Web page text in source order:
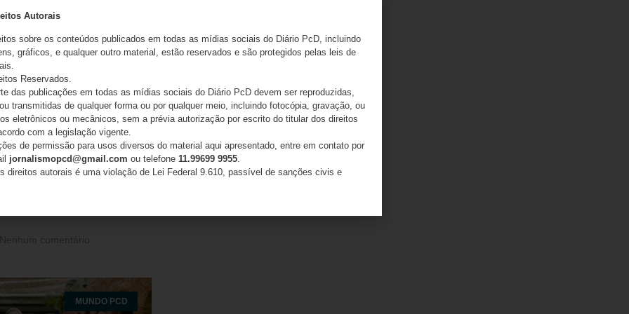
feitos pelos alunos do
local No dia 21
MUNDO PCD
Reatech
Autorais
sobre os conteúdos publicados em todas as mídias sociais do Diário PcD, incluindo
gráficos, e qualquer outro material, estão reservados e são protegidos pelas leis de
Reservados.
das publicações em todas as mídias sociais do Diário PcD devem ser reproduzidas,
transmitidas de qualquer forma ou por qualquer meio, incluindo fotocópia, gravação, ou
eletrônicos ou mecânicos, sem a prévia autorização por escrito do titular dos direitos
com a legislação vigente.
de permissão para usos diversos do material aqui apresentado, entre em contato por
jornalismopcd@gmail.com ou telefone 11.99699 9955.
direitos autorais é uma violação de Lei Federal 9.610, passível de sanções civis e